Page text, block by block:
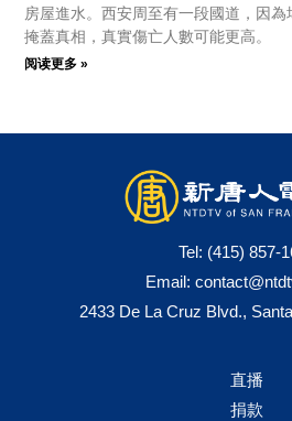
房屋進水。西安周至有一段國道，因
掩蓋真相，真實傷亡人數可能更高。
阅读更多 »
Tel: (415) 857-
Email:
2433 De La Cruz Blvd.,
直播
捐款